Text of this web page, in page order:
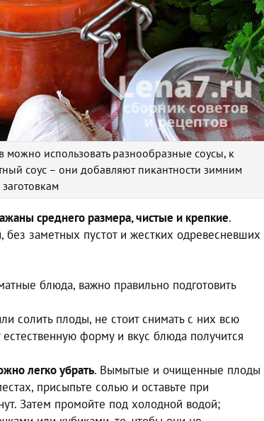
использовать разнообразные соусы, к
соус – они добавляют пикантности зимним
заготовкам
среднего размера, чистые и крепкие.
без заметных пустот и жестких одревесневших
блюда, важно правильно подготовить
солить плоды, не стоит снимать с них всю
форму и вкус блюда получится
легко убрать. Вымытые и очищенные плоды
присыпьте солью и оставьте при
Затем промойте под холодной водой;